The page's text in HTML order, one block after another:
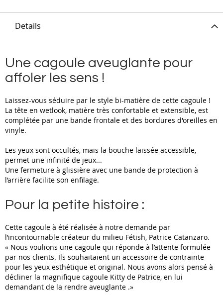
Details
Une cagoule aveuglante pour
affoler les sens !
Laissez-vous séduire par le style bi-matière de cette cagoule !
La tête en wetlook, matière très confortable et extensible, est
complétée par une bande frontale et des bordures d'oreilles en
vinyle.
Les yeux sont occultés, mais la bouche laissée accessible,
permet une infinité de jeux...
Une fermeture à glissière avec une bande de protection à
l’arrière facilite son enfilage.
Pour la petite histoire :
Cette cagoule à été réalisée à notre demande par
l’incontournable créateur du milieu Fétish, Patrice Catanzaro.
« Nous voulions une cagoule qui réponde à l’attente formulée
par nos clients. Ils souhaitaient un accessoire de contrainte
pour les yeux esthétique et original. Nous avons alors pensé à
décliner la magnifique cagoule Kitty de Patrice, en lui
demandant de la rendre aveuglante .»